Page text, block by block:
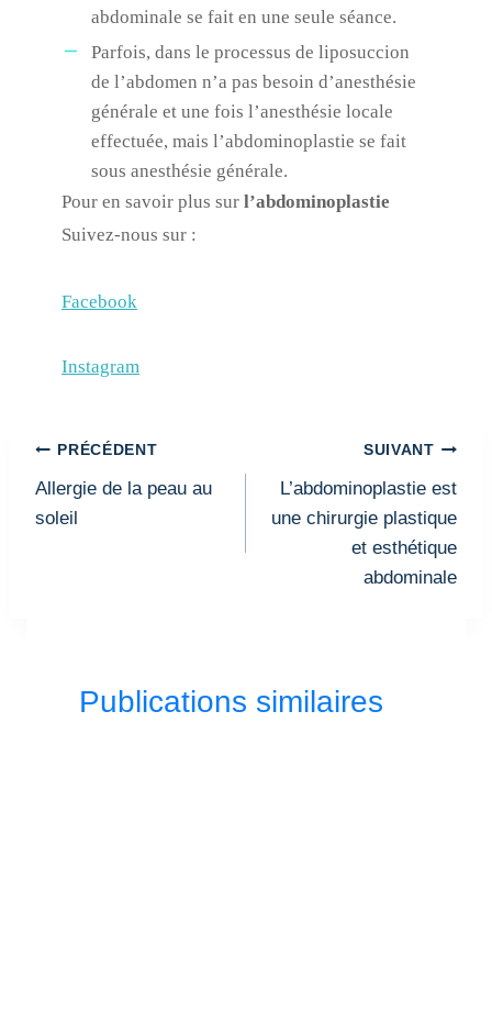
abdominale se fait en une seule séance.
Parfois, dans le processus de liposuccion
de l’abdomen n’a pas besoin d’anesthésie
générale et une fois l’anesthésie locale
effectuée, mais l’abdominoplastie se fait
sous anesthésie générale.
Pour en savoir plus sur l’abdominoplastie
Suivez-nous sur :
Facebook
Instagram
Navigation
de
l’article
PRÉCÉDENT
Allergie de la peau au
soleil
SUIVANT
L’abdominoplastie est
une chirurgie plastique
et esthétique
abdominale
Publications similaires